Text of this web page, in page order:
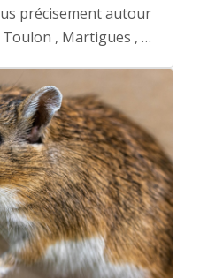
précisement autour
, Martigues , …